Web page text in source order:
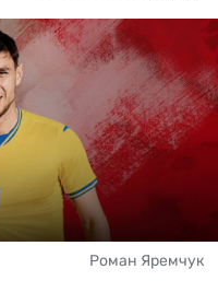
Роман Яремчук